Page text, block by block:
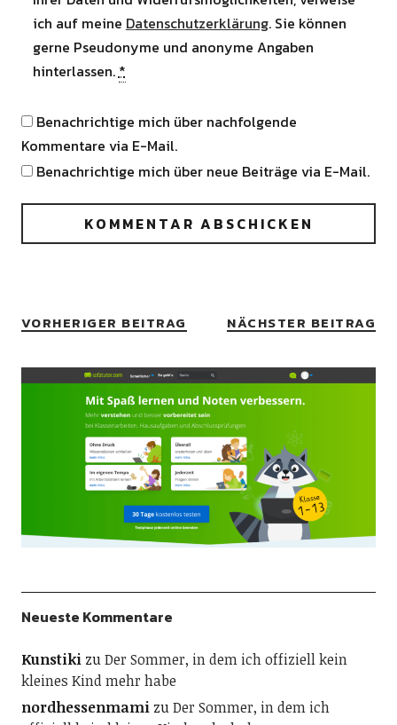
ich auf meine Datenschutzerklärung. Sie können
gerne Pseudonyme und anonyme Angaben
hinterlassen. *
Benachrichtige mich über nachfolgende
Kommentare via E-Mail.
Benachrichtige mich über neue Beiträge via E-Mail.
VORHERIGER BEITRAG NÄCHSTER BEITRAG
Neueste Kommentare
KunstikizuDer Sommer, in dem ich offiziell kein
kleines Kind mehr habe
nordhessenmamizuDer Sommer, in dem ich